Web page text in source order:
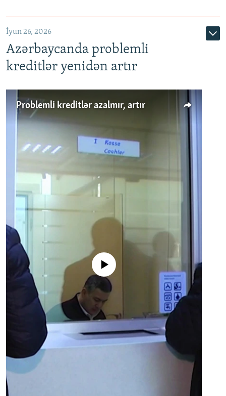
720p 1080p
İyun 26, 2026
Azərbaycanda problemli
kreditlər yenidən artır
Problemli kreditlər azalmır, artır
No media source currently available